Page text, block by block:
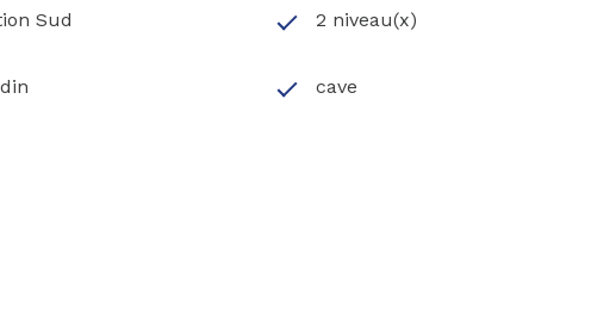
Sud 2 niveau(x)
cave